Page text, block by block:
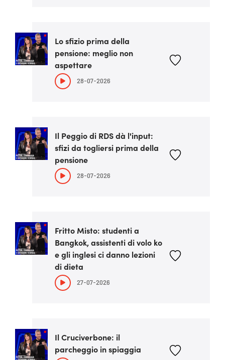
Lo sfizio prima della
pensione: meglio non
aspettare
28-07-2026
Il Peggio di RDS dà l'input:
sfizi da togliersi prima della
pensione
28-07-2026
Fritto Misto: studenti a
Bangkok, assistenti di volo ko
e gli inglesi ci danno lezioni
di dieta
27-07-2026
Il Cruciverbone: il
parcheggio in spiaggia